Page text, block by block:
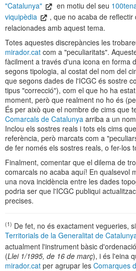
"Catalunya"
en motiu del seu
viquipèdia
, que no acaba de
relacionades amb aquest tema.
Totes aquestes discrepàncies les
mirador.cat com a "peculiaritats".
fàcilment a través d'una icona en forma
segons tipologia, al costat del nom del
que segons dades de l'ICGC és sostre
tipus "correcció"), com el que ho ha
moment, però que realment no ho és
És per això que el nombre de cims que
Comarcals de Catalunya arriba a un
Inclou els sostres reals i tots els cims
referència, però marcats com a
de fer només els sostres reals, o fer-los
Finalment, comentar que el dilema de
comarcals no acaba aquí! En qualsevol
una nova incidència entre les dades
podria ser que l'ICGC publiqui
precises.
(1) De fet, no és exactament vegueries,
Territorials de la Generalitat de
actualment l'instrument bàsic
(Llei 1/1995, de 16 de març), i és l'eina
mirador.cat per agrupar les Comarques